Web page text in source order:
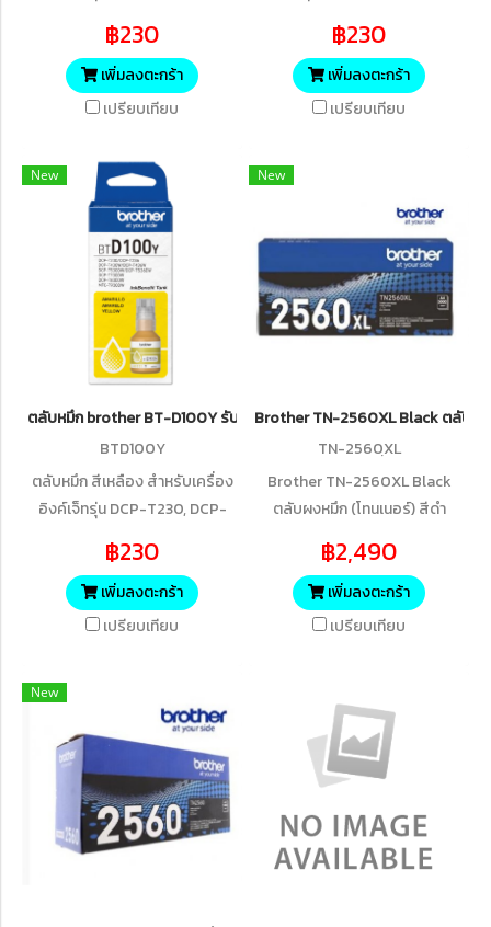
T730DW, DCP-T830DW, MFC-
T930DW (5,000 แผ่น ISO
24734)
฿230
เพิ่มลงตะกร้า
เปรียบเทียบ
T730DW, DCP-T830DW, MFC-
T930DW (5,000 แผ่น
ISO24734)
฿230
เพิ่มลงตะกร้า
เปรียบเทียบ
New
ตลับหมึก brother BT-D100Y รับประกันศูนย์ของแท้แน่นอน
BTD100Y
ตลับหมึก สีเหลือง สำหรับเครื่อง
อิงค์เจ็ทรุ่น DCP-T230, DCP-
T730DW, DCP-T830DW, MFC-
T930DW (5,000 แผ่น
ISO24734)
฿230
เพิ่มลงตะกร้า
เปรียบเทียบ
New
Brother TN-2560XL Black ตลับห
TN-2560ฺXL
Brother TN-2560XL Black
ตลับผงหมึก (โทนเนอร์) สีดำ
L2460DW/DCP-
L2640DW/MFC-
L2805DW/MFC-L2885DW
฿2,490
เพิ่มลงตะกร้า
เปรียบเทียบ
New